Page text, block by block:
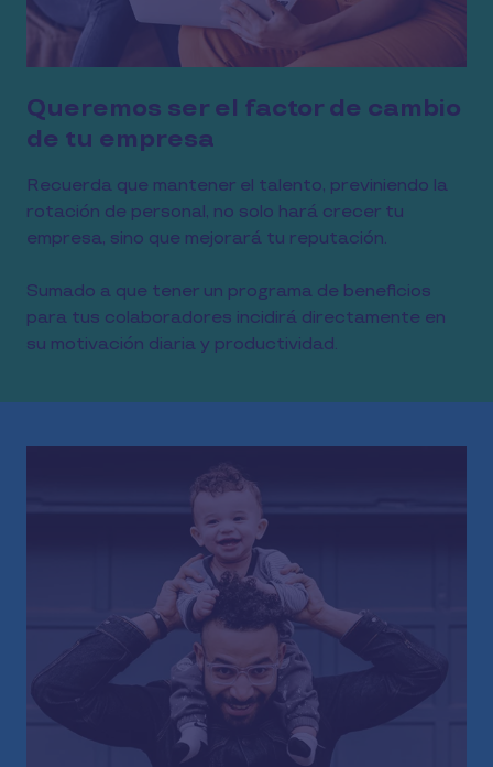
Queremos ser el factor de cambio
de tu empresa
Recuerda que mantener el talento, previniendo la
rotación de personal, no solo hará crecer tu
empresa, sino que mejorará tu reputación.
Sumado a que tener un programa de beneficios
para tus colaboradores incidirá directamente en
su motivación diaria y productividad.